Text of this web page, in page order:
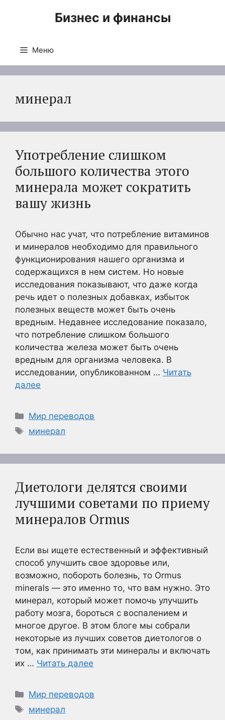
Бизнес и финансы
Меню
минерал
Употребление слишком
большого количества этого
минерала может сократить
вашу жизнь
Обычно нас учат, что потребление витаминов
и минералов необходимо для правильного
функционирования нашего организма и
содержащихся в нем систем. Но новые
исследования показывают, что даже когда
речь идет о полезных добавках, избыток
полезных веществ может быть очень
вредным. Недавнее исследование показало,
что потребление слишком большого
количества железа может быть очень
вредным для организма человека. В
исследовании, опубликованном … Читать
далее
Рубрики
Мир переводов
Метки
минерал
Диетологи делятся своими
лучшими советами по приему
минералов Ormus
Если вы ищете естественный и эффективный
способ улучшить свое здоровье или,
возможно, побороть болезнь, то Ormus
minerals — это именно то, что вам нужно. Это
минерал, который может помочь улучшить
работу мозга, бороться с воспалением и
многое другое. В этом блоге мы собрали
некоторые из лучших советов диетологов о
том, как принимать эти минералы и включать
их … Читать далее
Рубрики
Мир переводов
Метки
минерал